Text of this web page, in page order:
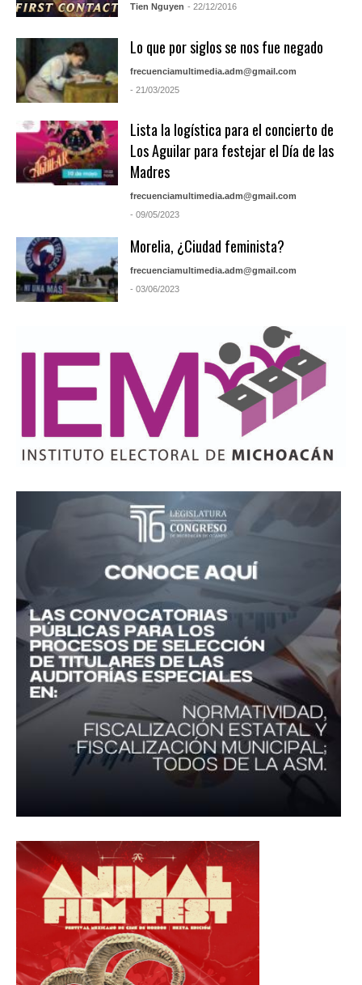
Tien Nguyen - 22/12/2016
Lo que por siglos se nos fue negado
frecuenciamultimedia.adm@gmail.com
- 21/03/2025
Lista la logística para el concierto de
Los Aguilar para festejar el Día de las
Madres
frecuenciamultimedia.adm@gmail.com
- 09/05/2023
Morelia, ¿Ciudad feminista?
frecuenciamultimedia.adm@gmail.com
- 03/06/2023